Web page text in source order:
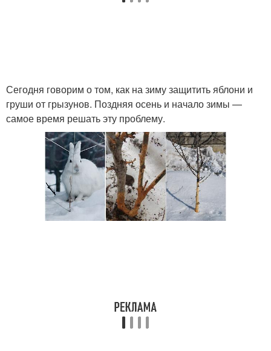
Сегодня говорим о том, как на зиму защитить яблони и
груши от грызунов. Поздняя осень и начало зимы —
самое время решать эту проблему.